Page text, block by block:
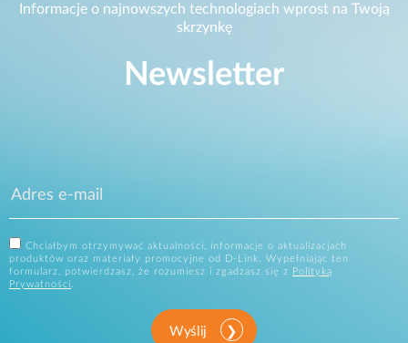
Informacje o najnowszych technologiach wprost na Twoją
skrzynkę
Newsletter
Chciałbym otrzymywać aktualności, informacje o aktualizacjach
produktów oraz materiały promocyjne od D-Link. Wypełniając ten
formularz, potwierdzasz, że rozumiesz i zgadzasz się z
Polityką
Prywatności
Wyślij